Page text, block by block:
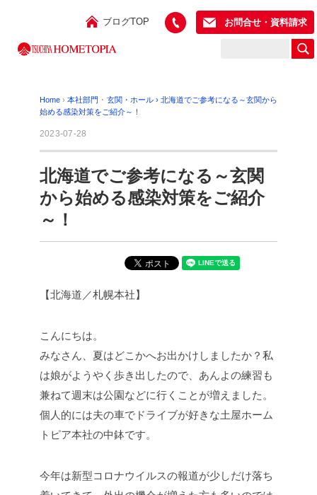
ブログTOP お問合せ・資料請求
Home › 本社部門 ･ 玄関・ホール › 北海道でご参考になる～玄関から
始める感染対策をご紹介～！
2023-07-28
北海道でご参考になる～玄関
から始める感染対策をご紹介
～！
【北海道／札幌本社】
こんにちは。
みなさん、夏はどこかへお出かけしましたか？私
は娘がようやく歩き出したので、あんよの練習も
兼ねて週末は公園などに行くことが増えました。
個人的には夫の車でドライブが好きな土屋ホーム
トピア本社の中鉢です。
今年は新型コロナウイルスの報道が少しだけ落ち